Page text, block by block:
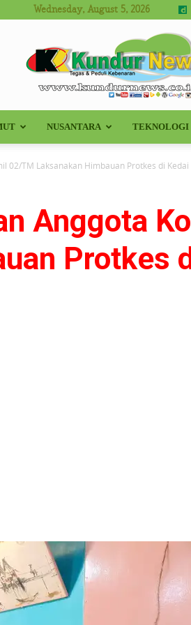
Wednesday, August 5, 2026
Kundur
News
NUSANTARA TEKNOLOGI
02/TM Laksanakan Himbauan Protkes di Kedai
Anggota
Protkes